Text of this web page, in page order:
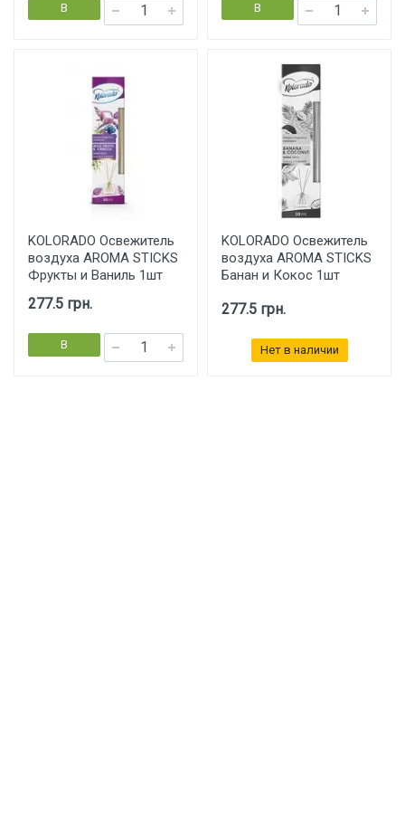
В
корзину
В
корзину
KOLORADO Освежитель
воздуха AROMA STICKS
Фрукты и Ваниль 1шт
277.5 грн.
В
корзину
KOLORADO Освежитель
воздуха AROMA STICKS
Банан и Кокос 1шт
277.5 грн.
Нет в наличии